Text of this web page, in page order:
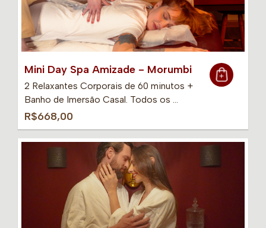
Mini Day Spa Amizade - Morumbi
2 Relaxantes Corporais de 60 minutos +
Banho de Imersão Casal. Todos os …
R$668,00